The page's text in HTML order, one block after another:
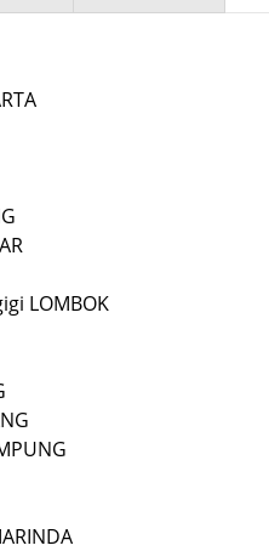
LOMBOK